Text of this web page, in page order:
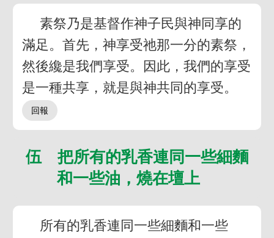
素祭乃是基督作神子民與神同享的
滿足。首先，神享受祂那一分的素祭，
然後纔是我們享受。因此，我們的享受
是一種共享，就是與神共同的享受。
伍 把所有的乳香連同一些細麵
和一些油，燒在壇上
所有的乳香連同一些細麵和一些